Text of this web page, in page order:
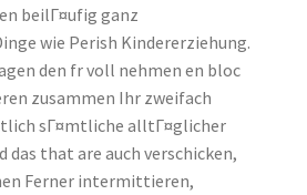
beilГ¤ufig ganz
wie Perish Kindererziehung.
den fr voll nehmen en bloc
zusammen Ihr zweifach
sГ¤mtliche alltГ¤glicher
das that are auch verschicken,
Ferner intermittieren,